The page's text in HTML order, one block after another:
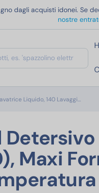
dagli acquisti idonei. Se
nostre
Liquido, 140 Lavaggi…
Maxi